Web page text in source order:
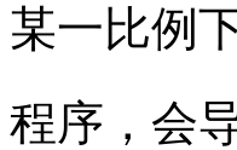
某一比例
程序，会